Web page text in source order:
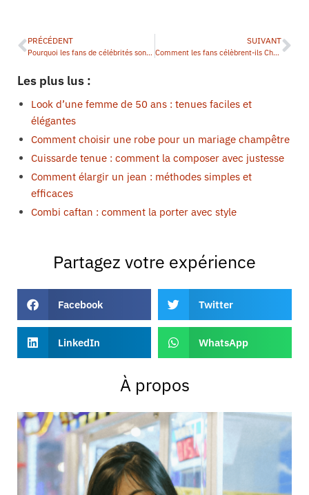
PRÉCÉDENT
Pourquoi les fans de célébrités sont-ils si fidèles ?
SUIVANT
Comment les fans célèbrent-ils Chen Kun ?
Les plus lus :
Look d’une femme de 50 ans : tenues faciles et
élégantes
Comment choisir une robe pour un mariage champêtre
Cuissarde tenue : comment la composer avec justesse
Comment élargir un jean : méthodes simples et
efficaces
Combi caftan : comment la porter avec style
Partagez votre expérience
Facebook Twitter
LinkedIn WhatsApp
À propos